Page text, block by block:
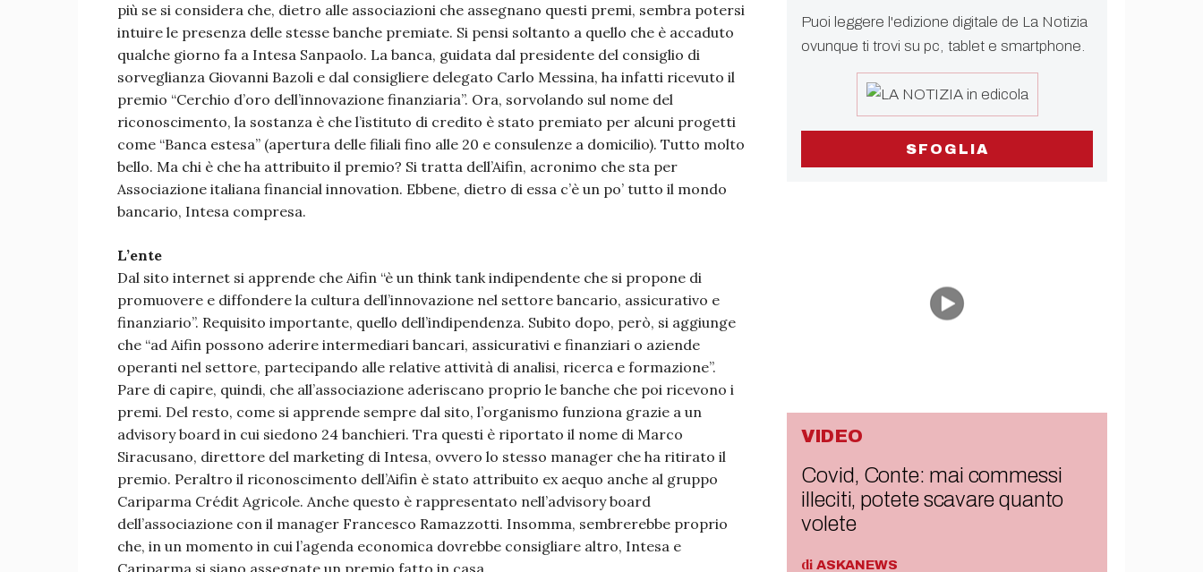
più se si considera che, dietro alle associazioni che assegnano questi premi, sembra potersi
intuire le presenza delle stesse banche premiate. Si pensi soltanto a quello che è accaduto
qualche giorno fa a Intesa Sanpaolo. La banca, guidata dal presidente del consiglio di
sorveglianza Giovanni Bazoli e dal consigliere delegato Carlo Messina, ha infatti ricevuto il
premio “Cerchio d’oro dell’innovazione finanziaria”. Ora, sorvolando sul nome del
riconoscimento, la sostanza è che l’istituto di credito è stato premiato per alcuni progetti
come “Banca estesa” (apertura delle filiali fino alle 20 e consulenze a domicilio). Tutto molto
bello. Ma chi è che ha attribuito il premio? Si tratta dell’Aifin, acronimo che sta per
Associazione italiana financial innovation. Ebbene, dietro di essa c’è un po’ tutto il mondo
bancario, Intesa compresa.
L’ente
Dal sito internet si apprende che Aifin “è un think tank indipendente che si propone di
promuovere e diffondere la cultura dell’innovazione nel settore bancario, assicurativo e
finanziario”. Requisito importante, quello dell’indipendenza. Subito dopo, però, si aggiunge
che “ad Aifin possono aderire intermediari bancari, assicurativi e finanziari o aziende
operanti nel settore, partecipando alle relative attività di analisi, ricerca e formazione”.
Pare di capire, quindi, che all’associazione aderiscano proprio le banche che poi ricevono i
premi. Del resto, come si apprende sempre dal sito, l’organismo funziona grazie a un
advisory board in cui siedono 24 banchieri. Tra questi è riportato il nome di Marco
Siracusano, direttore del marketing di Intesa, ovvero lo stesso manager che ha ritirato il
premio. Peraltro il riconoscimento dell’Aifin è stato attribuito ex aequo anche al gruppo
Cariparma Crédit Agricole. Anche questo è rappresentato nell’advisory board
dell’associazione con il manager Francesco Ramazzotti. Insomma, sembrerebbe proprio
che, in un momento in cui l’agenda economica dovrebbe consigliare altro, Intesa e
Cariparma si siano assegnate un premio fatto in casa.
Puoi leggere l'edizione digitale de La Notizia
ovunque ti trovi su pc, tablet e smartphone.
SFOGLIA
VIDEO
Covid, Conte: mai commessi
illeciti, potete scavare quanto
volete
di ASKANEWS